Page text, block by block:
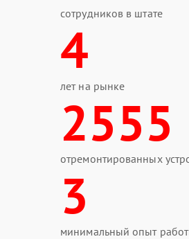
сотрудников в штате
4
лет на рынке
2555
отремонтированных
3
минимальный опыт